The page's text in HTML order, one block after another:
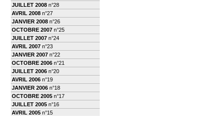
JUILLET 2008 n°28
AVRIL 2008 n°27
JANVIER 2008 n°26
OCTOBRE 2007 n°25
JUILLET 2007 n°24
AVRIL 2007 n°23
JANVIER 2007 n°22
OCTOBRE 2006 n°21
JUILLET 2006 n°20
AVRIL 2006 n°19
JANVIER 2006 n°18
OCTOBRE 2005 n°17
JUILLET 2005 n°16
AVRIL 2005 n°15